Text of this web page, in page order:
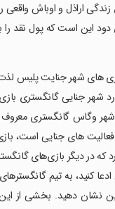
اراذل و اوباش واقعی
است که پول نقد را
های شهر جنایت پلیس لذت
شهر جنایی گانگستری
گانگستری معروف
فعالیت های جنایی است،
که در دیگر بازی‌های
کنید، به تیم
نشان دهید. بخشی از